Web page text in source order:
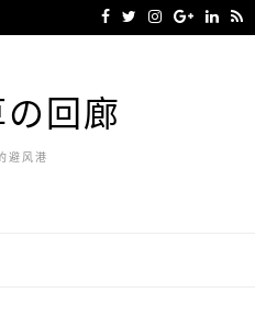
回廊
避风港